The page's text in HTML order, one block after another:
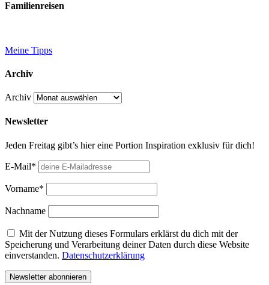
Familienreisen
Meine Tipps
Archiv
Archiv
Newsletter
Jeden Freitag gibt’s hier eine Portion Inspiration exklusiv für dich!
E-Mail*
Vorname*
Nachname
Mit der Nutzung dieses Formulars erklärst du dich mit der
Speicherung und Verarbeitung deiner Daten durch diese Website
einverstanden. Datenschutzerklärung